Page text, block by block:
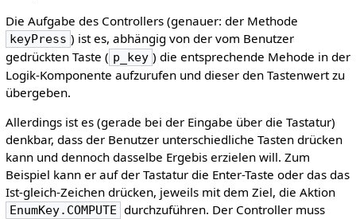
Die Aufgabe des Controllers (genauer: der Methode
keyPress ) ist es, abhängig von der vom Benutzer
gedrückten Taste ( p_key ) die entsprechende Mehode in der
Logik-Komponente aufzurufen und dieser den Tastenwert zu
übergeben.
Allerdings ist es (gerade bei der Eingabe über die Tastatur)
denkbar, dass der Benutzer unterschiedliche Tasten drücken
kann und dennoch dasselbe Ergebis erzielen will. Zum
Beispiel kann er auf der Tastatur die Enter-Taste oder das das
Ist-gleich-Zeichen drücken, jeweils mit dem Ziel, die Aktion
EnumKey.COMPUTE durchzuführen. Der Controller muss